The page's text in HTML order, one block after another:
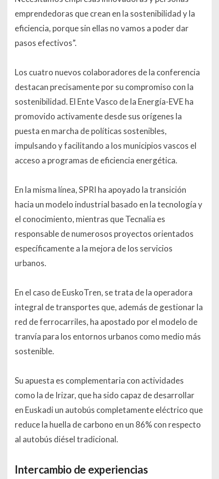
emprendedoras que crean en la sostenibilidad y la
eficiencia, porque sin ellas no vamos a poder dar
pasos efectivos”.
Los cuatro nuevos colaboradores de la conferencia
destacan precisamente por su compromiso con la
sostenibilidad. El Ente Vasco de la Energía-EVE ha
promovido activamente desde sus orígenes la
puesta en marcha de políticas sostenibles,
impulsando y facilitando a los municipios vascos el
acceso a programas de eficiencia energética.
En la misma línea, SPRI ha apoyado la transición
hacia un modelo industrial basado en la tecnología y
el conocimiento, mientras que Tecnalia es
responsable de numerosos proyectos orientados
específicamente a la mejora de los servicios
urbanos.
En el caso de EuskoTren, se trata de la operadora
integral de transportes que, además de gestionar la
red de ferrocarriles, ha apostado por el modelo de
tranvía para los entornos urbanos como medio más
sostenible.
Su apuesta es complementaria con actividades
como la de Irizar, que ha sido capaz de desarrollar
en Euskadi un autobús completamente eléctrico que
reduce la huella de carbono en un 86% con respecto
al autobús diésel tradicional.
Intercambio de experiencias